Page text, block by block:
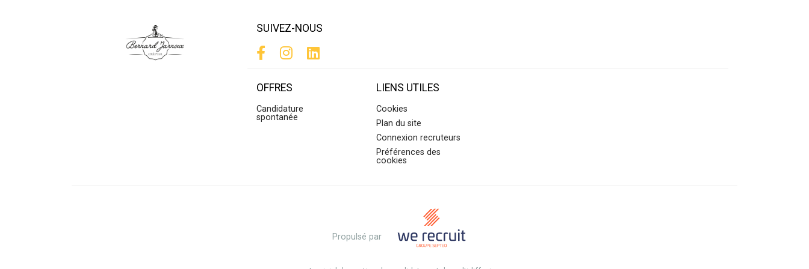
SUIVEZ-NOUS
OFFRES
Candidature
spontanée
LIENS UTILES
Cookies
Plan du site
Connexion recruteurs
Préférences des
cookies
Propulsé par